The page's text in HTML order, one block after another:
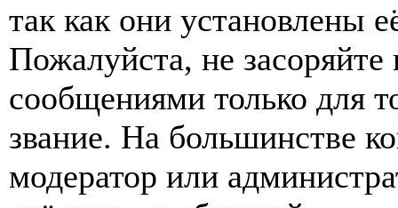
так как они установлены
Пожалуйста, не
сообщениями только для
звание. На большинстве
модератор или